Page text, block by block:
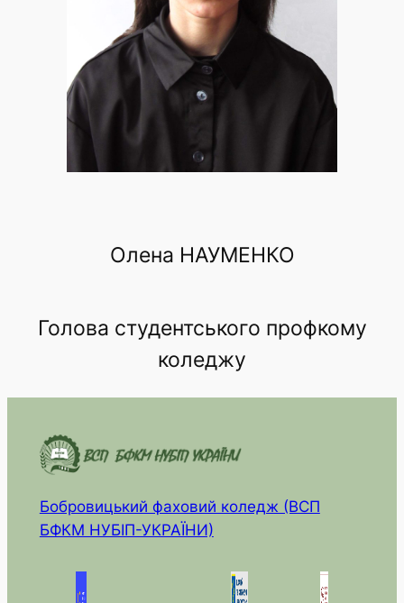
Олена НАУМЕНКО
Голова студентського профкому
коледжу
Бобровицький фаховий коледж (ВСП
БФКМ НУБІП-УКРАЇНИ)